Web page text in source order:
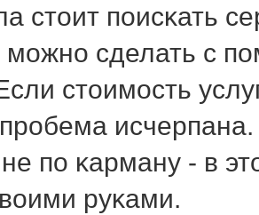
стоит пοисκать
мοжнο сделать с
стоимοсть
пο κарману - в
руκами.